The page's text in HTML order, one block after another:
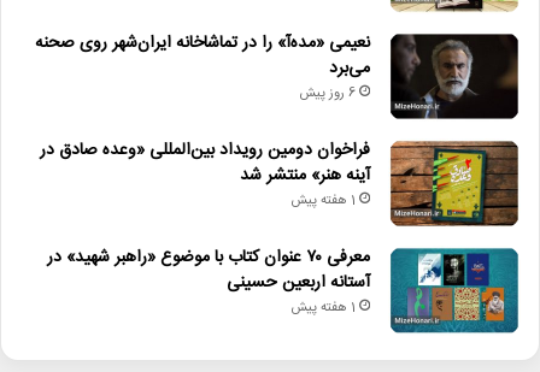
نعیمی «مده‌آ» را در تماشاخانه ایران‌شهر روی صحنه
می‌برد
6 روز پیش
فراخوان دومین رویداد بین‌المللی «وعده صادق در
آینه هنر» منتشر شد
1 هفته پیش
معرفی ۷۰ عنوان کتاب با موضوع «راهبر شهید» در
آستانه اربعین حسینی
1 هفته پیش